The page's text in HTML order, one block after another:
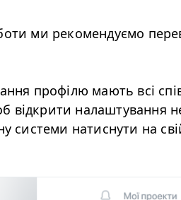
ми рекомендуємо
профілю мають всі
відкрити налаштування
системи натиснути на